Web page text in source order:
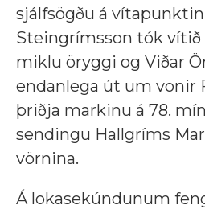
sjálfsögðu á
Steingrímsson tók vítið
miklu öryggi og Viðar
endanlega út um vonir
þriðja markinu á 78.
sendingu Hallgríms
vörnina.
Á lokasekúndunum